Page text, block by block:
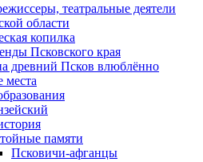
театральные деятели
области
копилка
Псковского края
древний Псков влюблённо
места
памяти
Псковичи-афганцы